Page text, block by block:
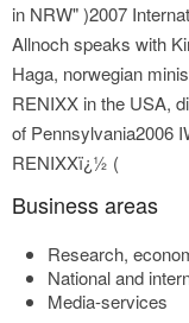
in NRW" )2007
Allnoch speaks with
Haga, norwegian
RENIXX in the USA,
of Pennsylvania2006
RENIXXï¿½ (
Business areas
Research,
National and
Media-services